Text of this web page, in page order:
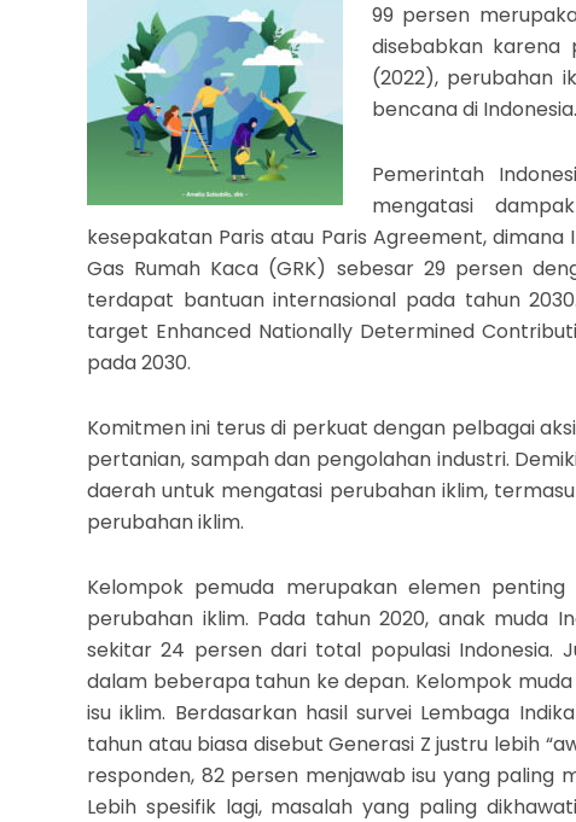
99 persen
disebabkan karena
(2022), perubahan
bencana di Indonesia.
Pemerintah
mengatasi
kesepakatan Paris atau Paris Agreement,
Gas Rumah Kaca (GRK) sebesar 29 persen
terdapat bantuan internasional pada tahun
target Enhanced Nationally Determined
pada 2030.
Komitmen ini terus di perkuat dengan pelbagai
pertanian, sampah dan pengolahan industri.
daerah untuk mengatasi perubahan iklim,
perubahan iklim.
Kelompok pemuda merupakan elemen
perubahan iklim. Pada tahun 2020, anak muda
sekitar 24 persen dari total populasi Indonesia.
dalam beberapa tahun ke depan. Kelompok
isu iklim. Berdasarkan hasil survei Lembaga
tahun atau biasa disebut Generasi Z justru lebih
responden, 82 persen menjawab isu yang paling
Lebih spesifik lagi, masalah yang paling